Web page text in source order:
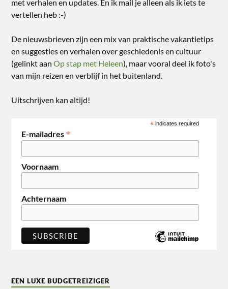
met verhalen en updates. En ik mail je alleen als ik iets te
vertellen heb :-)
De nieuwsbrieven zijn een mix van praktische vakantietips
en suggesties en verhalen over geschiedenis en cultuur
(gelinkt aanOp stap met Heleen), maar vooral deel ik foto's
van mijn reizen en verblijf in het buitenland.
Uitschrijven kan altijd!
* indicates required
E-mailadres *
Voornaam
Achternaam
EEN LUXE BUDGETREIZIGER